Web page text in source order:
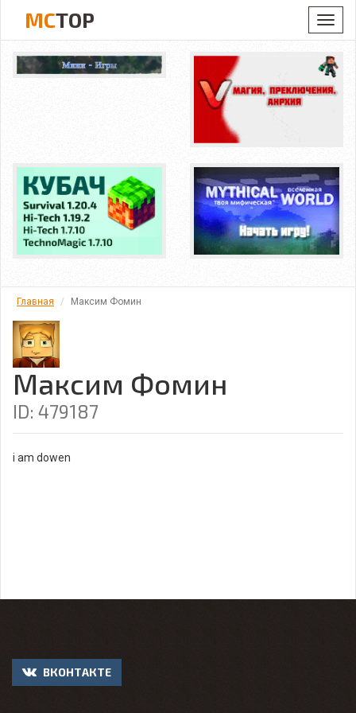
MCTOP
Главная Максим Фомин
Максим Фомин
ID: 479187
i am dowen
ВКОНТАКТЕ